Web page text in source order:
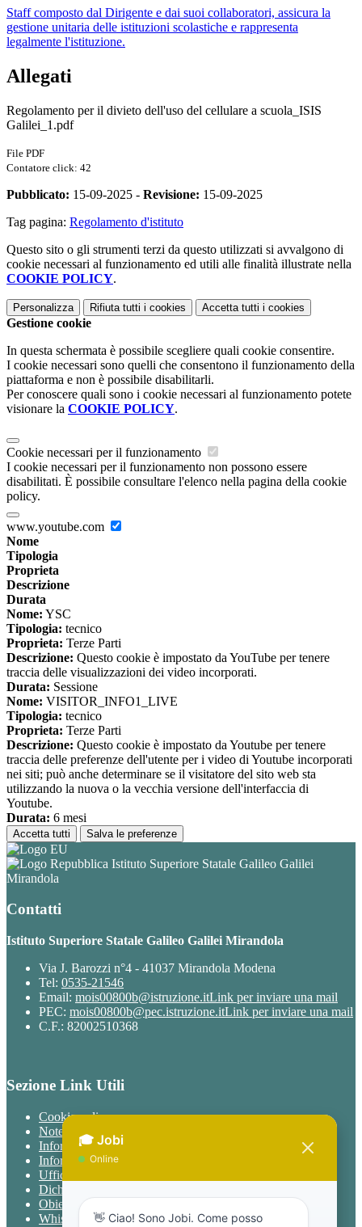
Staff composto dal Dirigente e dai suoi collaboratori, assicura la
gestione unitaria delle istituzioni scolastiche e rappresenta
legalmente l'istituzione.
Allegati
Regolamento per il divieto dell'uso del cellulare a scuola_ISIS
Galilei_1.pdf
File PDF
Contatore click: 42
Pubblicato: 15-09-2025 - Revisione: 15-09-2025
Tag pagina: Regolamento d'istituto
Questo sito o gli strumenti terzi da questo utilizzati si avvalgono di
cookie necessari al funzionamento ed utili alle finalità illustrate nella
COOKIE POLICY.
Personalizza Rifiuta tutti i cookies Accetta tutti i cookies
Gestione cookie
In questa schermata è possibile scegliere quali cookie consentire.
I cookie necessari sono quelli che consentono il funzionamento della
piattaforma e non è possibile disabilitarli.
Per conoscere quali sono i cookie necessari al funzionamento potete
visionare la COOKIE POLICY.
Cookie necessari per il funzionamento
I cookie necessari per il funzionamento non possono essere
disabilitati. È possibile consultare l'elenco nella pagina della cookie
policy.
www.youtube.com
Nome
Tipologia
Proprieta
Descrizione
Durata
Nome: YSC
Tipologia: tecnico
Proprieta: Terze Parti
Descrizione: Questo cookie è impostato da YouTube per tenere
traccia delle visualizzazioni dei video incorporati.
Durata: Sessione
Nome: VISITOR_INFO1_LIVE
Tipologia: tecnico
Proprieta: Terze Parti
Descrizione: Questo cookie è impostato da Youtube per tenere
traccia delle preferenze dell'utente per i video di Youtube incorporati
nei siti; può anche determinare se il visitatore del sito web sta
utilizzando la nuova o la vecchia versione dell'interfaccia di
Youtube.
Durata: 6 mesi
Accetta tutti Salva le preferenze
Istituto Superiore Statale Galileo Galilei
Mirandola
Contatti
Istituto Superiore Statale Galileo Galilei Mirandola
Via J. Barozzi n°4 - 41037 Mirandola Modena
Tel: 0535-21546
Email: mois00800b@istruzione.itLink per inviare una mail
PEC: mois00800b@pec.istruzione.itLink per inviare una mail
C.F.: 82002510368
Sezione Link Utili
Cookie policy
Note legali
Informativa Privacy
Informativa Privacy chatbot Jobi
Ufficio Relazioni con il Pubblico
Dichiarazione di accessibilità
Obiettivi di accessibilità
Whistleblowing